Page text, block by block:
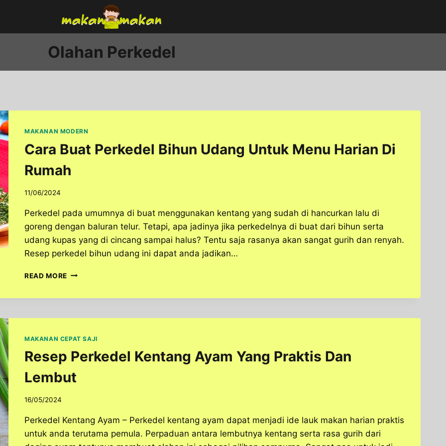
Olahan Perkedel
MAKANAN MODERN
Cara Buat Perkedel Bihun Udang Untuk Menu Harian Di
Rumah
11/06/2024
Perkedel pada umumnya di buat menggunakan kentang yang sudah di hancurkan lalu di
goreng dengan baluran telur. Tetapi, apa jadinya jika perkedelnya di buat dari bihun serta
udang kupas yang di cincang sampai halus? Tentu saja rasanya akan sangat gurih dan renyah.
Resep perkedel bihun udang ini dapat anda jadikan…
READ MORE CARA
MENU
DI
MAKANAN CEPAT SAJI
Resep Perkedel Kentang Ayam Yang Praktis Dan
Lembut
16/05/2024
Perkedel Kentang Ayam – Perkedel kentang ayam dapat menjadi ide lauk makan harian praktis
untuk anda terutama pemula. Perpaduan antara lembutnya kentang serta rasa gurih dari